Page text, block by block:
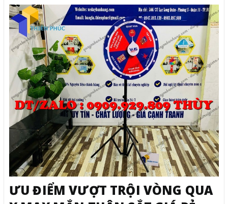
ƯU ĐIỂM VƯỢT TRỘI VÒNG QUA